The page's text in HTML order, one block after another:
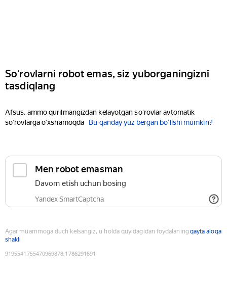
Soʻrovlarni robot emas, siz yuborganingizni
tasdiqlang
Afsus, ammo qurilmangizdan kelayotgan soʻrovlar avtomatik
soʻrovlarga oʻxshamoqda
Bu qanday yuz bergan boʻlishi mumkin?
Men robot emasman
Davom etish uchun bosing
Yandex SmartCaptcha
Agar muammoga duch kelsangiz, u holda quyidagidan foydalaning qayta aloqa
shakli
9195541755470969878:1786291691